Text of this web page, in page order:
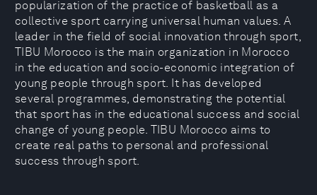
popularization of the practice of basketball as a
collective sport carrying universal human values. A
leader in the field of social innovation through sport,
TIBU Morocco is the main organization in Morocco
in the education and socio-economic integration of
young people through sport. It has developed
several programmes, demonstrating the potential
that sport has in the educational success and social
change of young people. TIBU Morocco aims to
create real paths to personal and professional
success through sport.